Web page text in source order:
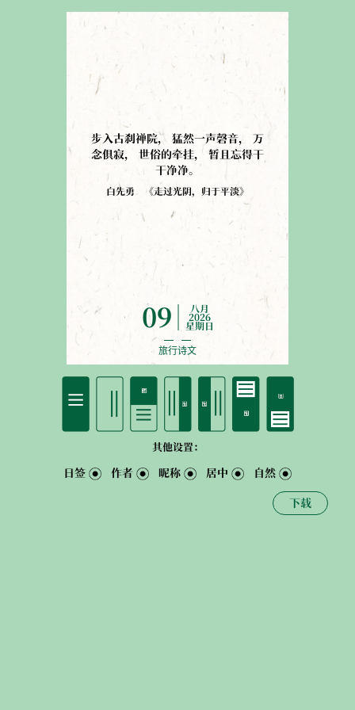
步入古刹禅院， 猛然一声磬音，
万
念俱寂， 世俗的牵挂， 暂且忘得干
干净净。
白先勇 《走过光阴，归于平淡》
09
八月
2026
星期日
旅行诗文
其他设置：
日签 作者 昵称 居中 自然
下载